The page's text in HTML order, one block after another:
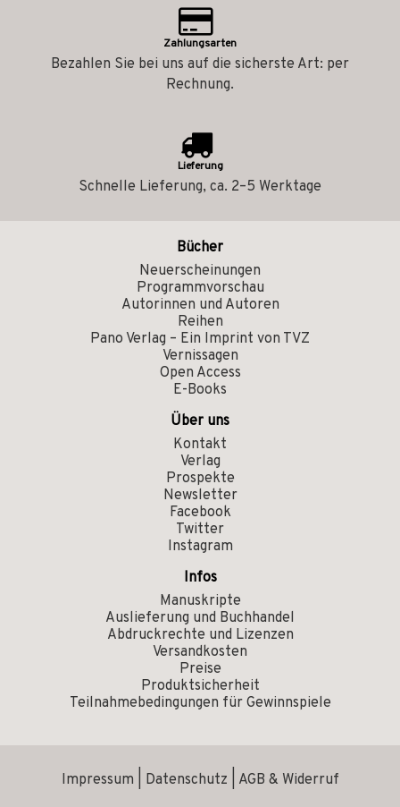
Zahlungsarten
Bezahlen Sie bei uns auf die sicherste Art: per
Rechnung.
Lieferung
Schnelle Lieferung, ca. 2–5 Werktage
Bücher
Neuerscheinungen
Programmvorschau
Autorinnen und Autoren
Reihen
Pano Verlag – Ein Imprint von TVZ
Vernissagen
Open Access
E-Books
Über uns
Kontakt
Verlag
Prospekte
Newsletter
Facebook
Twitter
Instagram
Infos
Manuskripte
Auslieferung und Buchhandel
Abdruckrechte und Lizenzen
Versandkosten
Preise
Produktsicherheit
Teilnahmebedingungen für Gewinnspiele
Impressum Datenschutz AGB & Widerruf